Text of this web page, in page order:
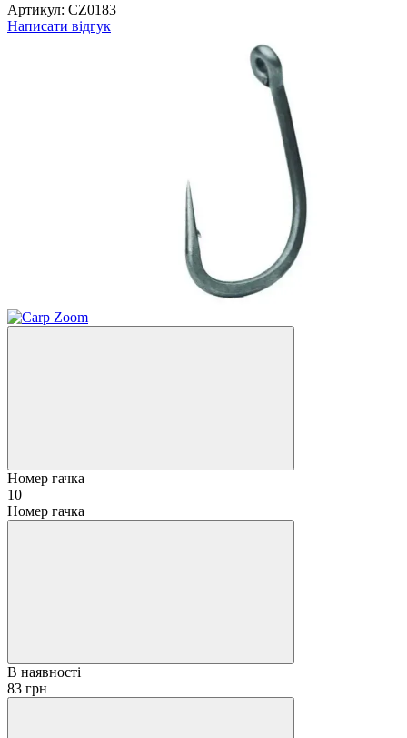
Артикул: CZ0183
Написати відгук
Номер гачка
10
Номер гачка
В наявності
83 грн